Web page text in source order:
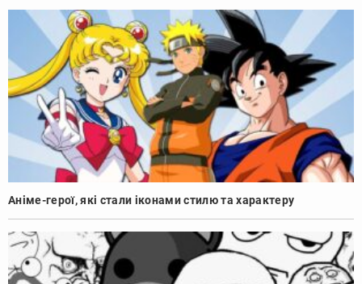
Аніме-герої, які стали іконами стилю та характеру